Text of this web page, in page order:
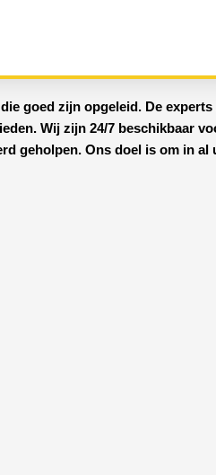
die goed zijn opgeleid. De
Wij zijn 24/7 beschikbaar
geholpen. Ons doel is om in al